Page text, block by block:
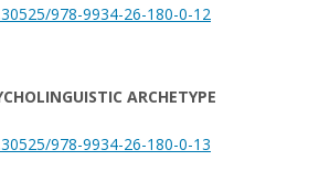
978-9934-26-180-0-12
ARCHETYPE
978-9934-26-180-0-13